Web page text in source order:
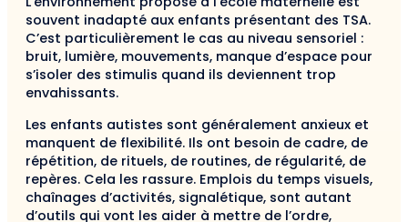
souvent inadapté aux enfants présentant des TSA.
C’est particulièrement le cas au niveau sensoriel :
bruit, lumière, mouvements, manque d’espace pour
s’isoler des stimulis quand ils deviennent trop
envahissants.
Les enfants autistes sont généralement anxieux et
manquent de flexibilité. Ils ont besoin de cadre, de
répétition, de rituels, de routines, de régularité, de
repères. Cela les rassure. Emplois du temps visuels,
chaînages d’activités, signalétique, sont autant
d’outils qui vont les aider à mettre de l’ordre,